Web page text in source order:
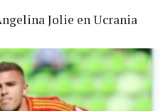
Jolie en Ucrania